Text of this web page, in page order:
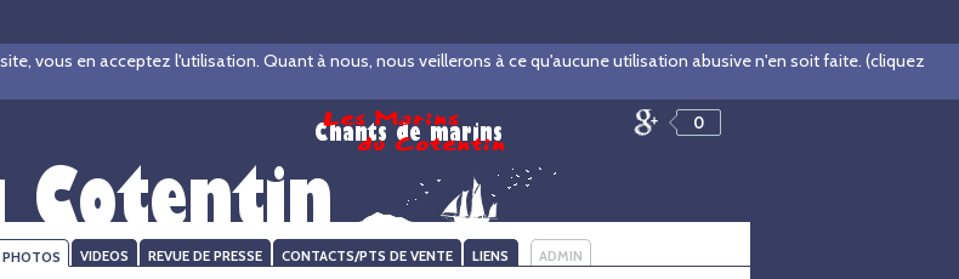
vous en acceptez l'utilisation. Quant à nous, nous veillerons à ce qu'aucune utilisation abusive n'en soit faite. (cliquez
0
PHOTOS VIDEOS REVUE DE PRESSE CONTACTS/PTS DE VENTE LIENS ADMIN